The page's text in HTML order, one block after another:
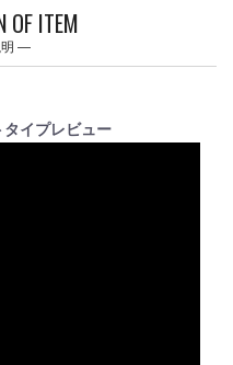
OF ITEM
タイプレビュー